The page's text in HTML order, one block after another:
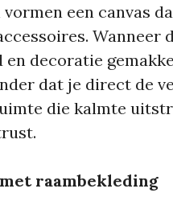
een canvas
Wanneer
en decoratie
dat je direct de
die kalmte
raambekleding